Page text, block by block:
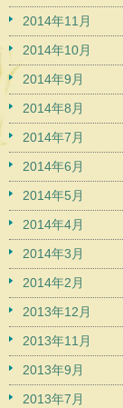
2014年11月
2014年10月
2014年9月
2014年8月
2014年7月
2014年6月
2014年5月
2014年4月
2014年3月
2014年2月
2013年12月
2013年11月
2013年9月
2013年7月